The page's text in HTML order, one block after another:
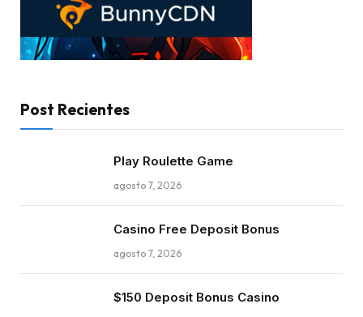
Post Recientes
Play Roulette Game
agosto 7, 2026
Casino Free Deposit Bonus
agosto 7, 2026
$150 Deposit Bonus Casino